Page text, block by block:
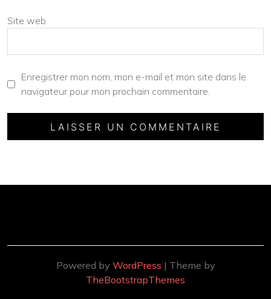
Site web
Enregistrer mon nom, mon e-mail et mon site dans le
navigateur pour mon prochain commentaire.
Powered by WordPress | Theme by
TheBootstrapThemes